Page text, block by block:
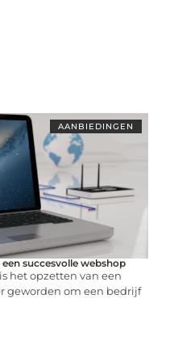
AANBIEDINGEN
succesvolle webshop
het opzetten van een
geworden om een bedrijf